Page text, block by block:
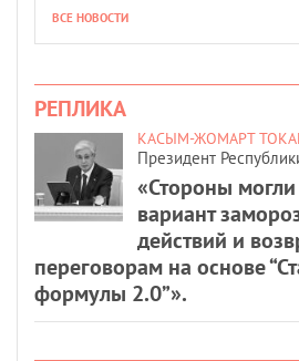
ВСЕ НОВОСТИ
РЕПЛИКА
КАСЫМ-ЖОМАРТ
Президент
«Стороны
вариант
действий и
переговорам на основе
формулы 2.0”».